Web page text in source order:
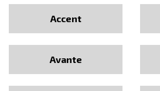
Accent
Avante